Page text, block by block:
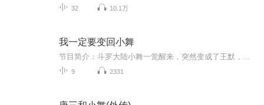
32 10.1万
我一定要变回小舞
9 2331